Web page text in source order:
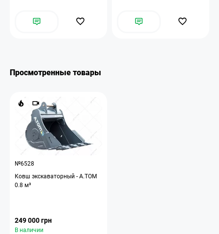
Просмотренные товары
№6528
Ковш экскаваторный - A.TOM
0.8 м³
249 000 грн
В наличии